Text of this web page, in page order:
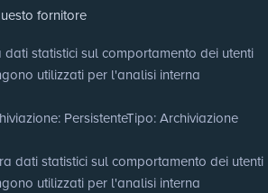
fornitore
dati statistici sul comportamento dei utenti
utilizzati per l'analisi interna
: PersistenteTipo: Archiviazione
dati statistici sul comportamento dei utenti
utilizzati per l'analisi interna